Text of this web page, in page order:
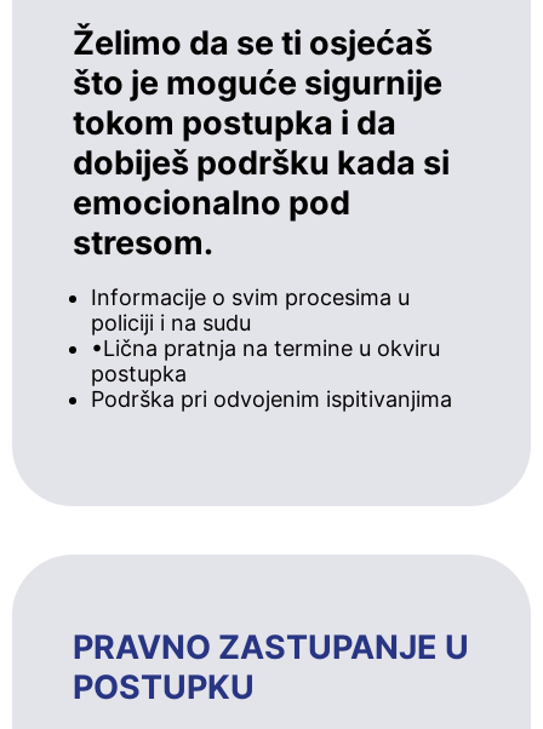
Želimo da se ti osjećaš
što je moguće sigurnije
tokom postupka i da
dobiješ podršku kada si
emocionalno pod
stresom.
Informacije o svim procesima u
policiji i na sudu
•Lična pratnja na termine u okviru
postupka
Podrška pri odvojenim ispitivanjima
PRAVNO ZASTUPANJE U
POSTUPKU